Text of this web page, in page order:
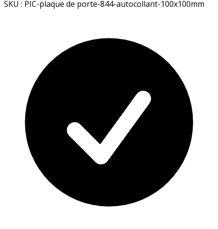
SKU : PIC-plaque de porte-844-autocollant-100x100mm